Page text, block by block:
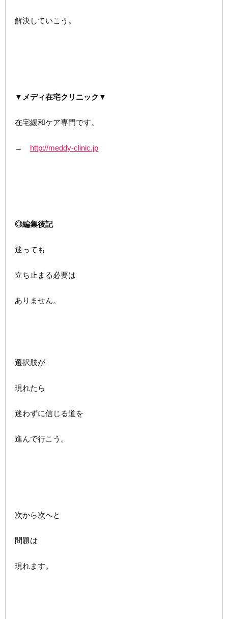
解決していこう。
▼メディ在宅クリニック▼
在宅緩和ケア専門です。
→ http://meddy-clinic.jp
◎編集後記
迷っても
立ち止まる必要は
ありません。
選択肢が
現れたら
迷わずに信じる道を
進んで行こう。
次から次へと
問題は
現れます。